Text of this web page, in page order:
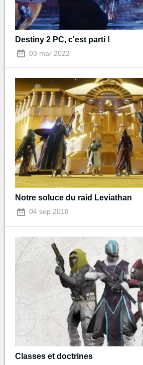
Destiny 2 PC, c'est parti !
03 mar 2022
Notre soluce du raid Leviathan
04 sep 2018
Classes et doctrines